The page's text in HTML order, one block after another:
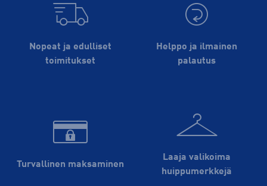
Nopeat ja edulliset
toimitukset
Helppo ja ilmainen
palautus
Turvallinen maksaminen
Laaja valikoima
huippu­merkkejä